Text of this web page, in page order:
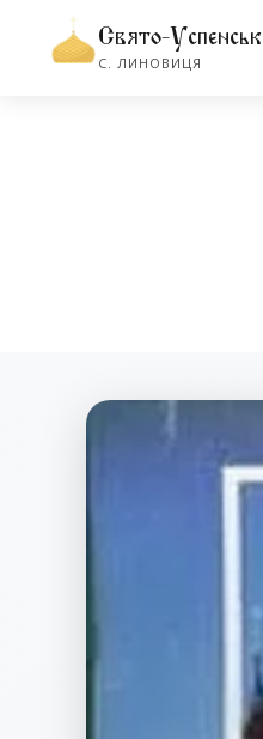
Свято-
С. ЛИНОВИЦЯ